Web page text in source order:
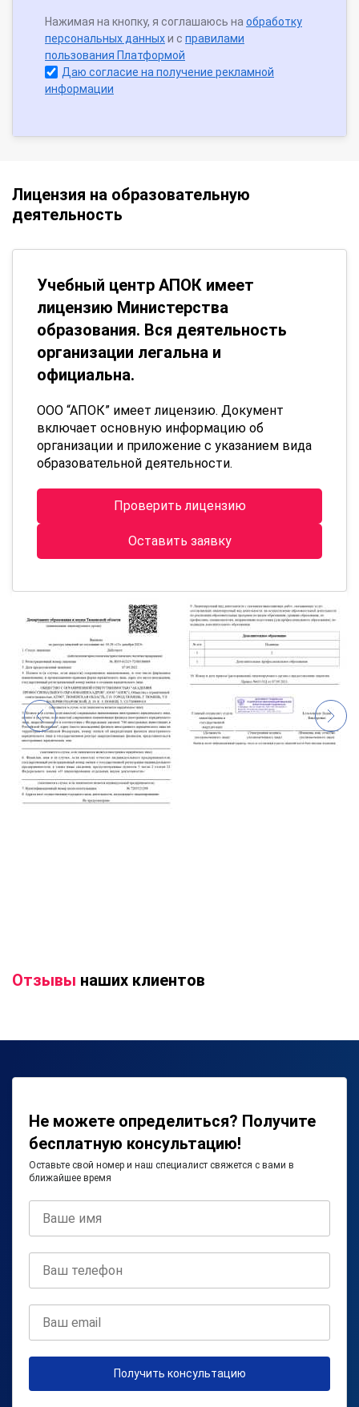
Нажимая на кнопку, я соглашаюсь на обработку
персональных данныхи с правилами
пользования Платформой
Даю согласие на получение рекламной
информации
Лицензия на образовательную
деятельность
Учебный центр АПОК имеет
лицензию Министерства
образования. Вся деятельность
организации легальна и
официальна.
ООО “АПОК” имеет лицензию. Документ
включает основную информацию об
организации и приложение с указанием вида
образовательной деятельности.
Проверить лицензию
Оставить заявку
Отзывы наших клиентов
Не можете определиться? Получите
бесплатную консультацию!
Оставьте свой номер и наш специалист свяжется с вами в
ближайшее время
Получить консультацию